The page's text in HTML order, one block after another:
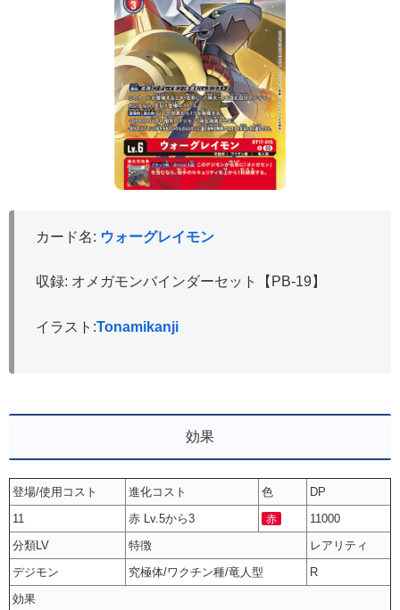
カード名: ウォーグレイモン
収録: オメガモンバインダーセット【PB-19】
イラスト:Tonamikanji
効果
登場/使用コスト 進化コスト 色
DP
11
赤 Lv.5から3 赤
11000
分類LV
特徴
レアリティ
デジモン
究極体/ワクチン種/竜人型
R
効果